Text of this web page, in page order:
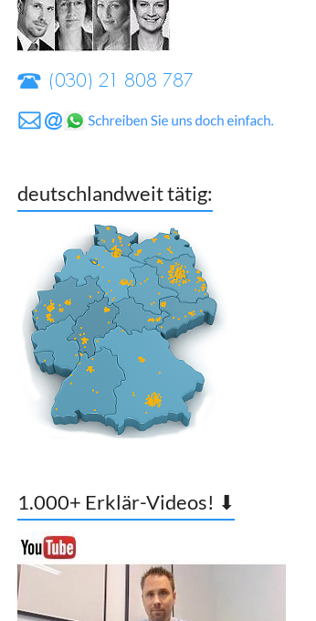
deutschlandweit tätig:
1.000+ Erklär-Videos! ⬇